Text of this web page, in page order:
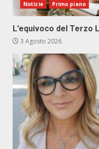
Notizie Primo piano
L’equivoco del Terzo
3 Agosto 2026